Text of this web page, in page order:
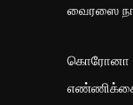
வைரஸை
கொரோனா
எண்ணிக்கை